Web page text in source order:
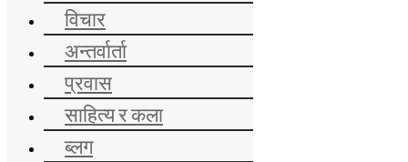
विचार
अन्तर्वार्ता
प्रवास
साहित्य र कला
ब्लग